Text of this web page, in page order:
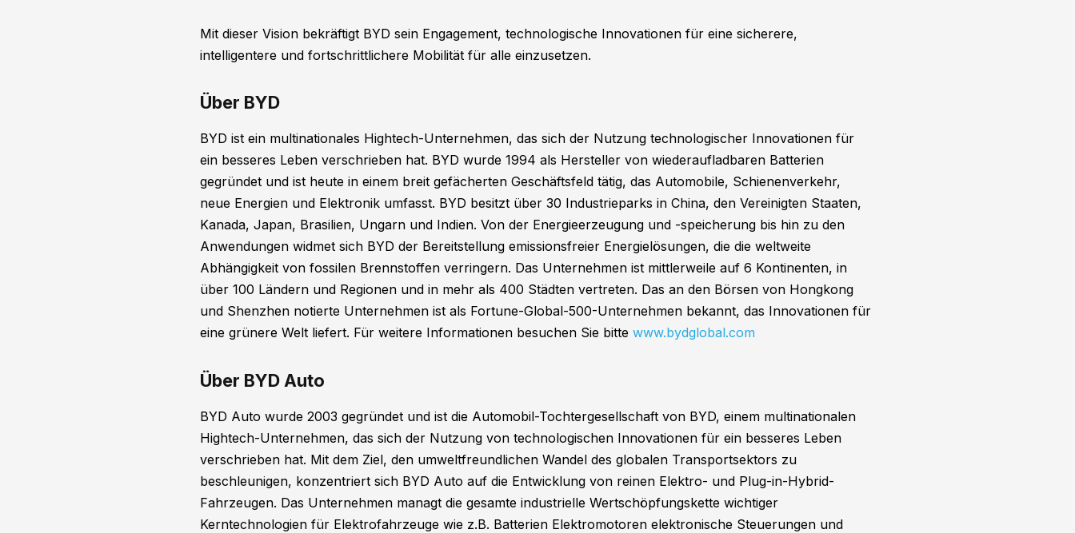
Mit dieser Vision bekräftigt BYD sein Engagement, technologische Innovationen für eine sicherere,
intelligentere und fortschrittlichere Mobilität für alle einzusetzen.
Über BYD
BYD ist ein multinationales Hightech-Unternehmen, das sich der Nutzung technologischer Innovationen für
ein besseres Leben verschrieben hat. BYD wurde 1994 als Hersteller von wiederaufladbaren Batterien
gegründet und ist heute in einem breit gefächerten Geschäftsfeld tätig, das Automobile, Schienenverkehr,
neue Energien und Elektronik umfasst. BYD besitzt über 30 Industrieparks in China, den Vereinigten Staaten,
Kanada, Japan, Brasilien, Ungarn und Indien. Von der Energieerzeugung und -speicherung bis hin zu den
Anwendungen widmet sich BYD der Bereitstellung emissionsfreier Energielösungen, die die weltweite
Abhängigkeit von fossilen Brennstoffen verringern. Das Unternehmen ist mittlerweile auf 6 Kontinenten, in
über 100 Ländern und Regionen und in mehr als 400 Städten vertreten. Das an den Börsen von Hongkong
und Shenzhen notierte Unternehmen ist als Fortune-Global-500-Unternehmen bekannt, das Innovationen für
eine grünere Welt liefert. Für weitere Informationen besuchen Sie bittewww.bydglobal.com
Über BYD Auto
BYD Auto wurde 2003 gegründet und ist die Automobil-Tochtergesellschaft von BYD, einem multinationalen
Hightech-Unternehmen, das sich der Nutzung von technologischen Innovationen für ein besseres Leben
verschrieben hat. Mit dem Ziel, den umweltfreundlichen Wandel des globalen Transportsektors zu
beschleunigen, konzentriert sich BYD Auto auf die Entwicklung von reinen Elektro- und Plug-in-Hybrid-
Fahrzeugen. Das Unternehmen managt die gesamte industrielle Wertschöpfungskette wichtiger
Kerntechnologien für Elektrofahrzeuge wie z.B. Batterien Elektromotoren elektronische Steuerungen und